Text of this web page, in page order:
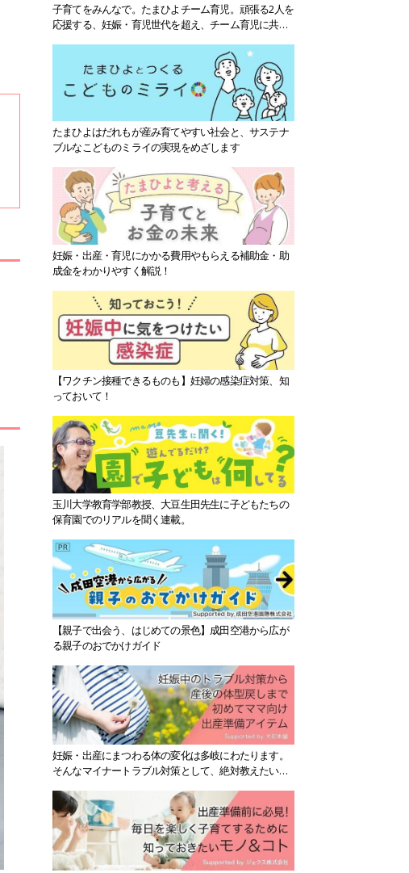
子育てをみんなで。たまひよチーム育児。頑張る2人を
応援する、妊娠・育児世代を超え、チーム育児に共感
たまひよはだれもが産み育てやすい社会と、サステナ
ブルなこどものミライの実現をめざします
妊娠・出産・育児にかかる費用やもらえる補助金・助
成金をわかりやすく解説！
【ワクチン接種できるものも】妊婦の感染症対策、知
っておいて！
玉川大学教育学部教授、大豆生田先生に子どもたちの
保育園でのリアルを聞く連載。
【親子で出会う、はじめての景色】成田空港から広が
る親子のおでかけガイド
妊娠・出産にまつわる体の変化は多岐にわたります。
そんなマイナートラブル対策として、絶対教えたい！